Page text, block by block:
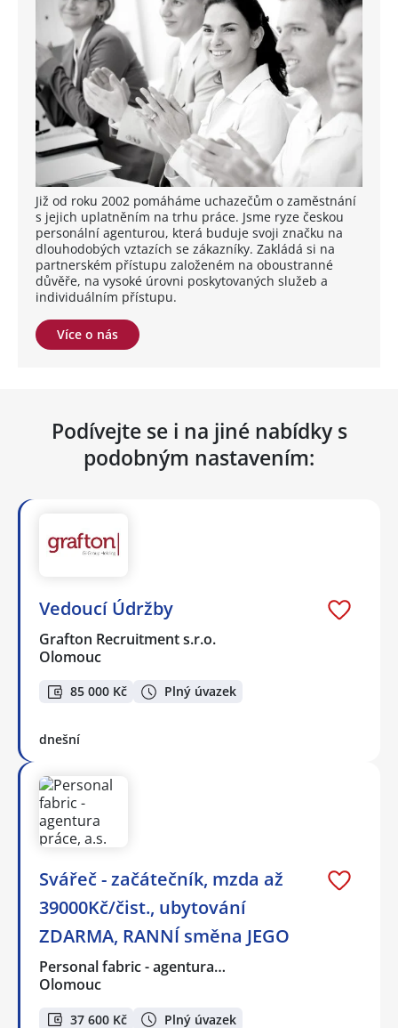
Již od roku 2002 pomáháme uchazečům o zaměstnání
s jejich uplatněním na trhu práce. Jsme ryze českou
personální agenturou, která buduje svoji značku na
dlouhodobých vztazích se zákazníky. Zakládá si na
partnerském přístupu založeném na oboustranné
důvěře, na vysoké úrovni poskytovaných služeb a
individuálním přístupu.
Více o nás
Podívejte se i na jiné nabídky s
podobným nastavením:
Vedoucí Údržby
Grafton Recruitment s.r.o.
Olomouc
85 000 Kč Plný úvazek
dnešní
Svářeč - začátečník, mzda až
39000Kč/čist., ubytování
ZDARMA, RANNÍ směna JEGO
Personal fabric - agentura…
Olomouc
37 600 Kč
Plný úvazek